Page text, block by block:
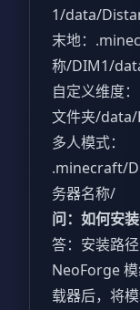
1/data/
末地：
称/DIM1/
自定义维度
文件夹/
多人模式：
.minecraft/
务器名称/
问：如何安装
答：安装路
NeoForge
载器后，将